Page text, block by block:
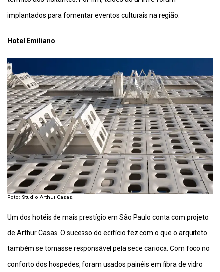
implantados para fomentar eventos culturais na região.
Hotel Emiliano
Foto: Studio Arthur Casas.
Um dos hotéis de mais prestígio em São Paulo conta com projeto
de Arthur Casas. O sucesso do edifício fez com o que o arquiteto
também se tornasse responsável pela sede carioca. Com foco no
conforto dos hóspedes, foram usados painéis em fibra de vidro